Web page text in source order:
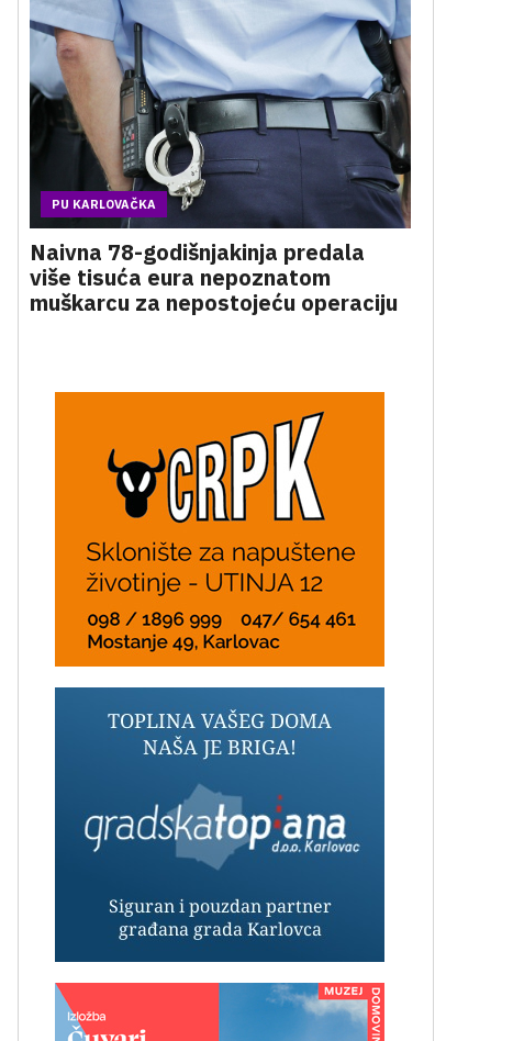
PU KARLOVAČKA
Naivna 78-godišnjakinja predala
više tisuća eura nepoznatom
muškarcu za nepostojeću operaciju